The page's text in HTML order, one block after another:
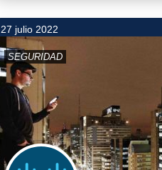
27 julio 2022
SEGURIDAD